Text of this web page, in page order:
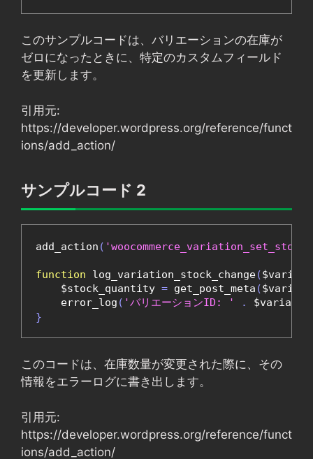
このサンプルコードは、バリエーションの在庫が
ゼロになったときに、特定のカスタムフィールド
を更新します。
引用元:
https://developer.wordpress.org/reference/funct
ions/add_action/
サンプルコード 2
add_action ( 'woocommerce_variation_set_stock'
function log_variation_stock_change(
    $stock_quantity
= get_post_meta (
    error_log
( 'バリエーションID: ' .
}
このコードは、在庫数量が変更された際に、その
情報をエラーログに書き出します。
引用元:
https://developer.wordpress.org/reference/funct
ions/add_action/